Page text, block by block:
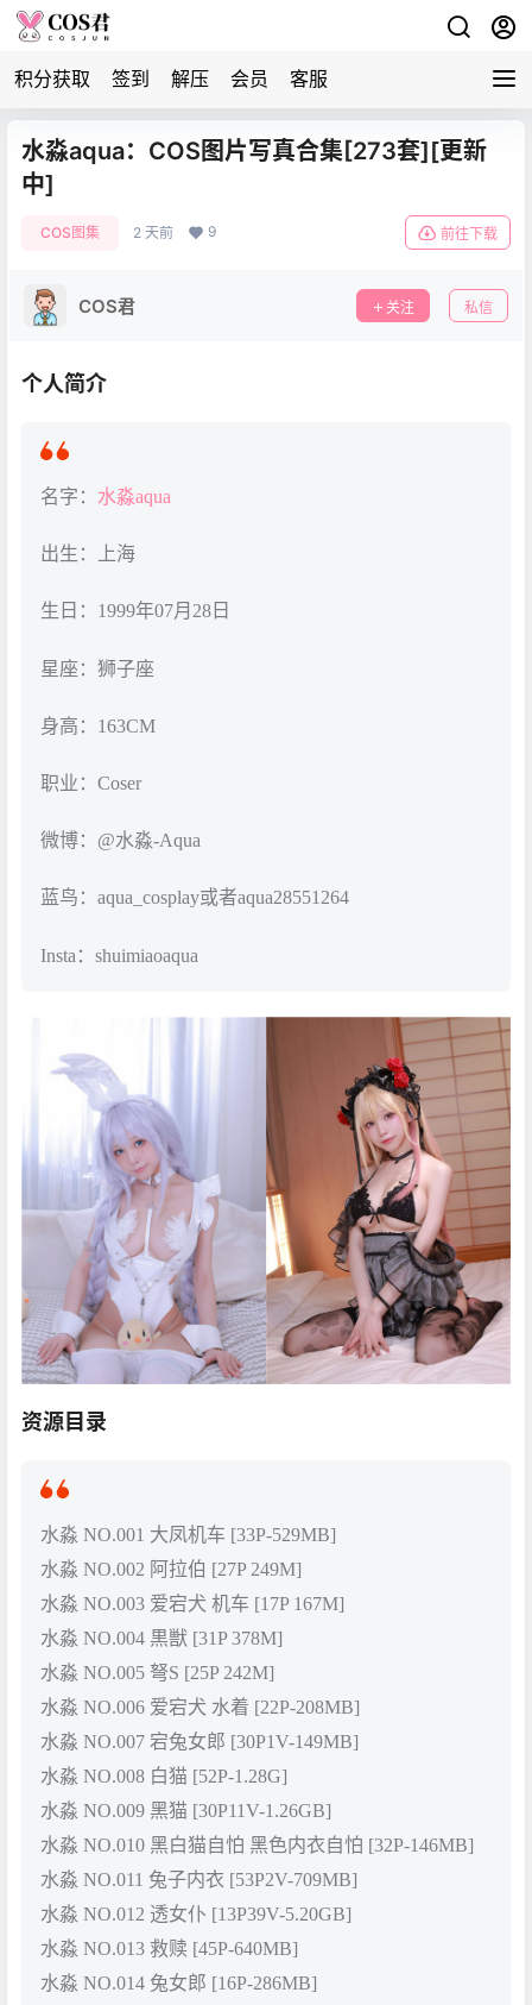
积分获取 签到 解压 会员 客服
水淼aqua：COS图片写真合集[273套][更新
中]
COS图集 2 天前 9 前往下载
COS君 关注 私信
个人简介
名字： 水淼aqua
出生：上海
生日：1999年07月28日
星座：狮子座
身高：163CM
职业：Coser
微博：@水淼-Aqua
蓝鸟：aqua_cosplay或者aqua28551264
Insta：shuimiaoaqua
资源目录
水淼 NO.001 大凤机车 [33P-529MB]
水淼 NO.002 阿拉伯 [27P 249M]
水淼 NO.003 爱宕犬 机车 [17P 167M]
水淼 NO.004 黒獣 [31P 378M]
水淼 NO.005 弩S [25P 242M]
水淼 NO.006 爱宕犬 水着 [22P-208MB]
水淼 NO.007 宕兔女郎 [30P1V-149MB]
水淼 NO.008 白猫 [52P-1.28G]
水淼 NO.009 黑猫 [30P11V-1.26GB]
水淼 NO.010 黑白猫自怕 黑色内衣自怕 [32P-146MB]
水淼 NO.011 兔子内衣 [53P2V-709MB]
水淼 NO.012 透女仆 [13P39V-5.20GB]
水淼 NO.013 救赎 [45P-640MB]
水淼 NO.014 兔女郎 [16P-286MB]